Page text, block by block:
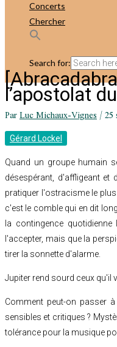
Concerts
Chercher
Search for:
l’apostolat
ParLuc Michaux-Vignes/
Gérard Lockel
Quand un groupe humain
désespérant, d'affligeant
pratiquer l'ostracisme le
c'est le comble qui en dit
la contingence
l'accepter, mais que la
tirer la sonnette d'alarme.
Jupiter rend sourd ceux qu'il
Comment peut-on passer
sensibles et critiques ?
tolérance pour la musique